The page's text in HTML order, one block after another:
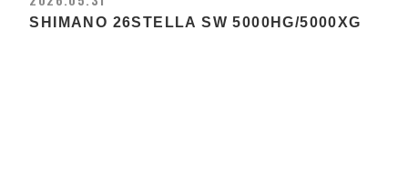
SHIMANO 26STELLA SW 5000HG/5000XG